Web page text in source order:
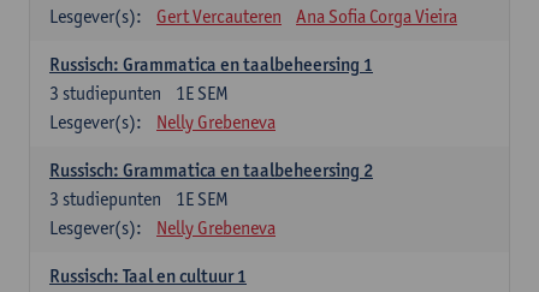
Lesgever(s):
Gert Vercauteren Ana Sofia Corga Vieira
Russisch: Grammatica en taalbeheersing 1
1E SEM
3 studiepunten
Lesgever(s):
Nelly Grebeneva
Russisch: Grammatica en taalbeheersing 2
1E SEM
3 studiepunten
Lesgever(s):
Nelly Grebeneva
Russisch: Taal en cultuur 1